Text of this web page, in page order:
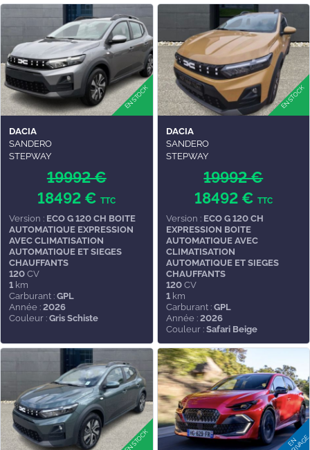
DACIA
SANDERO
STEPWAY
19992 €
18492 €TTC
Version : ECO G 120 CH BOITE
AUTOMATIQUE EXPRESSION
AVEC CLIMATISATION
AUTOMATIQUE ET SIEGES
CHAUFFANTS
120 CV
1 km
Carburant : GPL
Année : 2026
Couleur : Gris Schiste
DACIA
SANDERO
STEPWAY
19992 €
18492 € TTC
Version : ECO G 120 CH
EXPRESSION BOITE
AUTOMATIQUE AVEC
CLIMATISATION
AUTOMATIQUE ET SIEGES
CHAUFFANTS
120CV
1km
Carburant : GPL
Année : 2026
Couleur : Safari Beige